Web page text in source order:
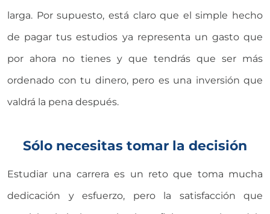
larga. Por supuesto, está claro que el simple hecho
de pagar tus estudios ya representa un gasto que
por ahora no tienes y que tendrás que ser más
ordenado con tu dinero, pero es una inversión que
valdrá la pena después.
Sólo necesitas tomar la decisión
Estudiar una carrera es un reto que toma mucha
dedicación y esfuerzo, pero la satisfacción que